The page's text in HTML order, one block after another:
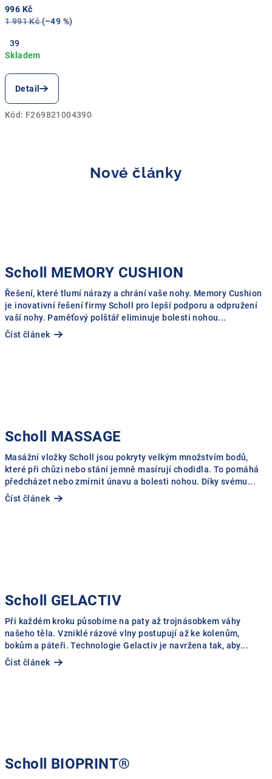
996 Kč
1 991 Kč (–49 %)
39
Detail
Kód: F269821004390
Nové články
Scholl MEMORY CUSHION
Řešení, které tlumí nárazy a chrání vaše nohy. Memory Cushion
je inovativní řešení firmy Scholl pro lepší podporu a odpružení
vaší nohy. Paměťový polštář eliminuje bolesti nohou...
Číst článek
Scholl MASSAGE
Masážní vložky Scholl jsou pokryty velkým množstvím bodů,
které při chůzi nebo stání jemně masírují chodidla. To pomáhá
předcházet nebo zmírnit únavu a bolesti nohou. Díky svému...
Číst článek
Scholl GELACTIV
Při každém kroku působíme na paty až trojnásobkem váhy
našeho těla. Vzniklé rázové vlny postupují až ke kolenům,
bokům a páteři. Technologie Gelactiv je navržena tak, aby...
Číst článek
Scholl BIOPRINT®